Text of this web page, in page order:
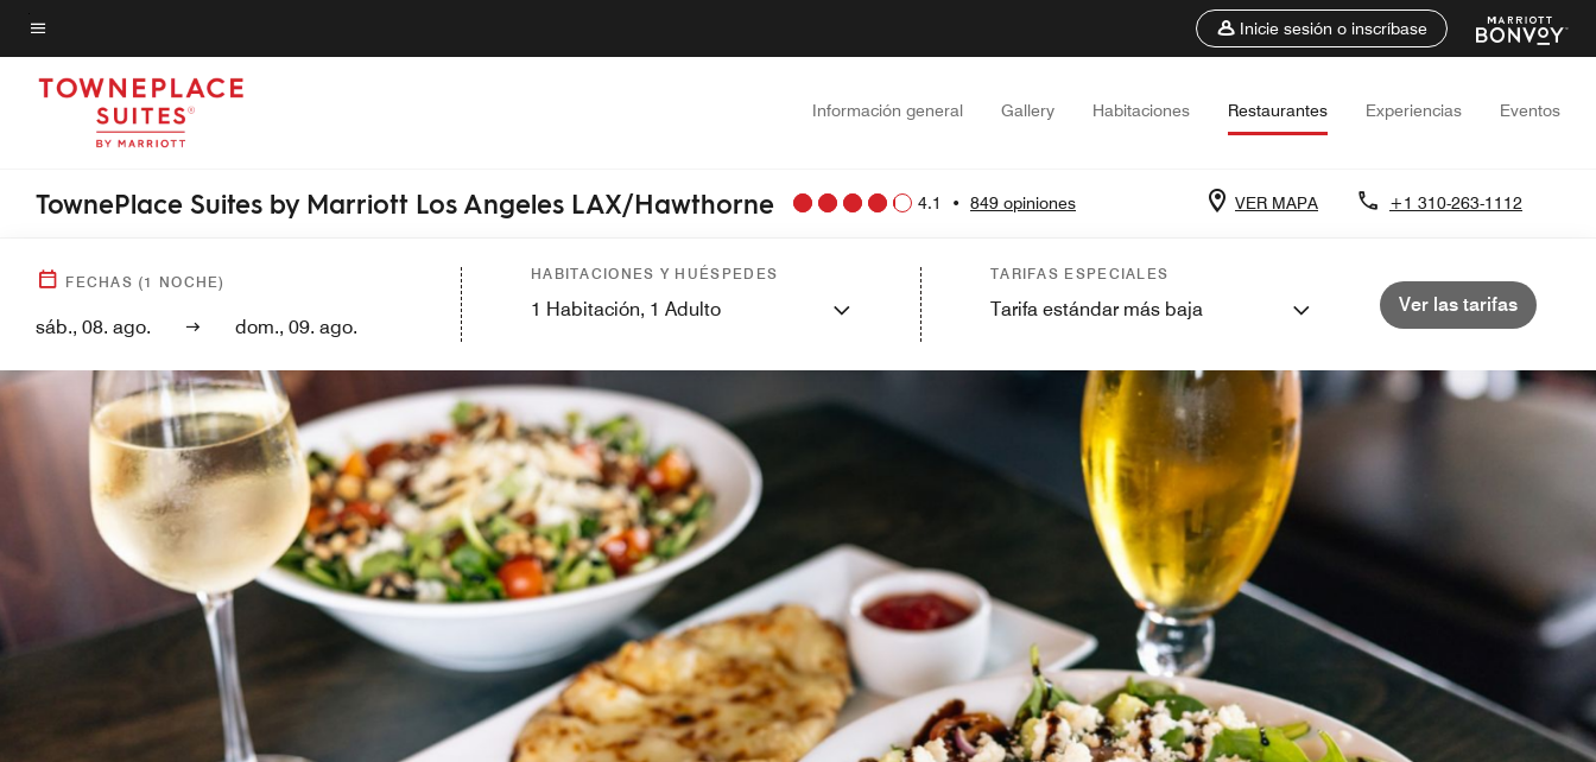
Skip
to
main
Texto del menú
Inicie sesión o inscríbase
Información general Gallery Habitaciones Restaurantes Experiencias Eventos
TownePlace Suites by Marriott Los Angeles LAX/Hawthorne 4.1 • 849 opiniones VER MAPA +1 310-263-1112
FECHAS (1 NOCHE)
sáb., 08. ago. dom., 09. ago.
HABITACIONES Y HUÉSPEDES
1 Habitación, 1 Adulto
TARIFAS ESPECIALES
Tarifa estándar más baja Ver las tarifas